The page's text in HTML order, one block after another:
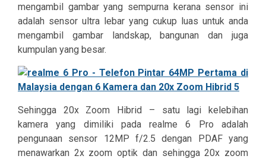
mengambil gambar yang sempurna kerana sensor ini
adalah sensor ultra lebar yang cukup luas untuk anda
mengambil gambar landskap, bangunan dan juga
kumpulan yang besar.
Sehingga 20x Zoom Hibrid – satu lagi kelebihan
kamera yang dimiliki pada realme 6 Pro adalah
pengunaan sensor 12MP f/2.5 dengan PDAF yang
menawarkan 2x zoom optik dan sehingga 20x zoom